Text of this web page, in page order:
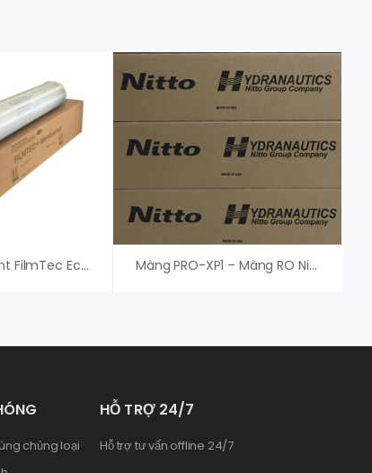
Màng RO Dupont FilmTec Eco Pro-400i Màng PRO-XP1 – Màng RO Nitto Denko Hydranautics
chủng loại
HỖ TRỢ 24/7
Hỗ trợ tư vấn offline 24/7